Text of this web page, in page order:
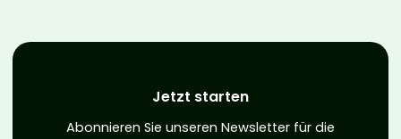
Jetzt starten
Abonnieren Sie unseren Newsletter für die